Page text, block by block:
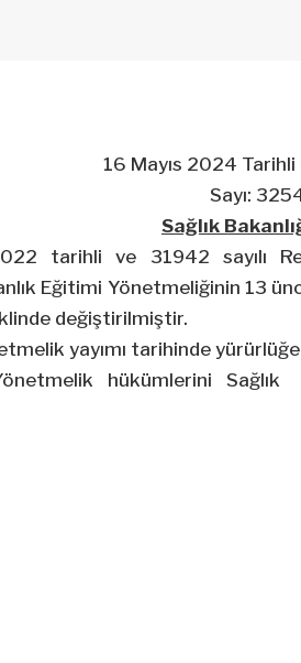
16 Mayıs 2024
Sayı:
Sağlık
tarihli ve 31942 sayılı
Eğitimi Yönetmeliğinin 13
değiştirilmiştir.
yayımı tarihinde
hükümlerini Sağlık